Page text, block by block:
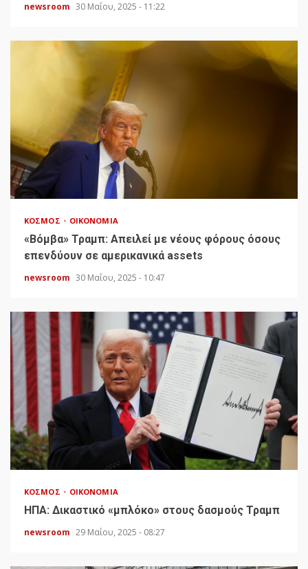
newsroom 30 Μαΐου, 2025 - 11:22
ΚΌΣΜΟΣ ΟΙΚΟΝΟΜΊΑ
«Bόμβα» Τραμπ: Απειλεί με νέους φόρους όσους
επενδύουν σε αμερικανικά assets
newsroom 30 Μαΐου, 2025 - 10:47
ΚΌΣΜΟΣ ΟΙΚΟΝΟΜΊΑ
HΠΑ: Δικαστικό «μπλόκο» στους δασμούς Τραμπ
newsroom 29 Μαΐου, 2025 - 08:27